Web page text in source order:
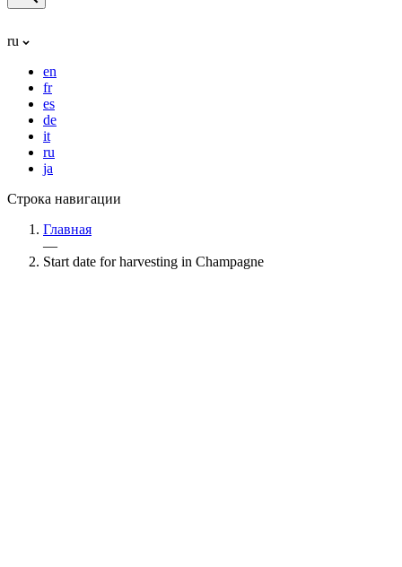
ru
en
fr
es
de
it
ru
ja
Строка навигации
Главная
—
Start date for harvesting in Champagne